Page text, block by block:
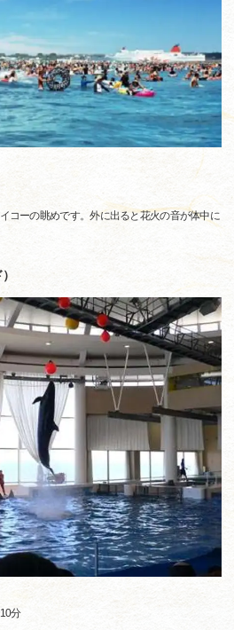
コーの眺めです。外に出ると花火の音が体中に
分